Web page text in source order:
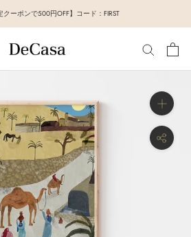
クーポンで500円OFF】コード：FIRST